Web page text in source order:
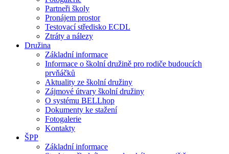
Partneři školy
Pronájem prostor
Testovací středisko ECDL
Ztráty a nálezy
Družina
Základní informace
Informace o školní družině pro rodiče budoucích
prvňáčků
Aktuality ze školní družiny
Zájmové útvary školní družiny
O systému BELLhop
Dokumenty ke stažení
Fotogalerie
Kontakty
ŠPP
Základní informace